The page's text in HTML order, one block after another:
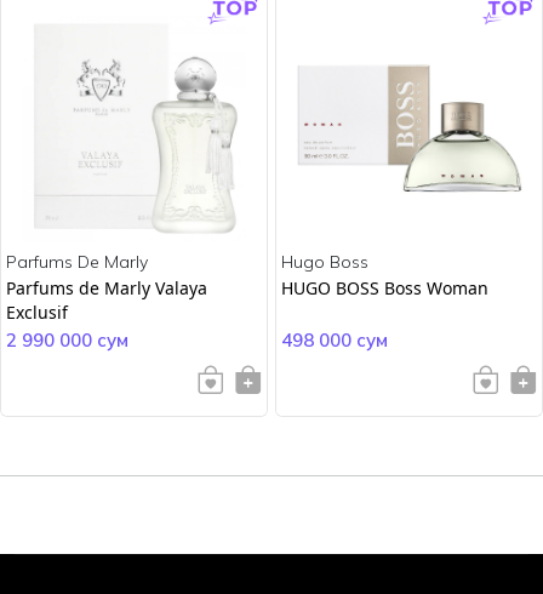
Parfums De Marly
Parfums de Marly Valaya
Exclusif
2 990 000 сум
Hugo Boss
HUGO BOSS Boss Woman
498 000 сум